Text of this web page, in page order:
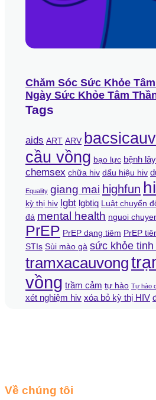
Chăm Sóc Sức Khỏe
Ngày Sức Khỏe Tâm
Tags
aids ART ARV
cầu vồng bạo lực bệnh
chemsex chữa hiv dấu hiệu hiv
Equality giang mai highfun
kỳ thị hiv lgbt lgbtiq Luật chuyển
đá mental health nguoi
PrEP PrEP dạng tiêm PrEP
STIs Sùi mào gà sức khỏe tinh
tramxacauvong
vồng trầm cảm tự hào Tự hào
xét nghiệm hiv xóa bỏ kỳ thị HIV
Về chúng tôi